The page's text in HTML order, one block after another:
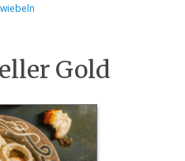
Gold